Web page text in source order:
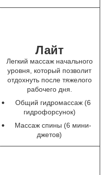
Лайт
Легкий массаж начального
уровня, который позволит
отдохнуть после тяжелого
рабочего дня.
Общий гидромассаж (6
гидрофорсунок)
Массаж спины (6 мини-
джетов)